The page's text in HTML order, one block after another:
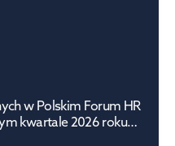
w Polskim Forum HR
kwartale 2026 roku
stabilny wzrost o